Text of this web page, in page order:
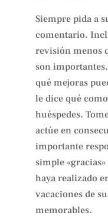
Siempre pida a
comentario.
revisión menos
son
qué mejoras
le dice qué
huéspedes.
actúe en
importante
simple
haya realizado
vacaciones de
memorables.